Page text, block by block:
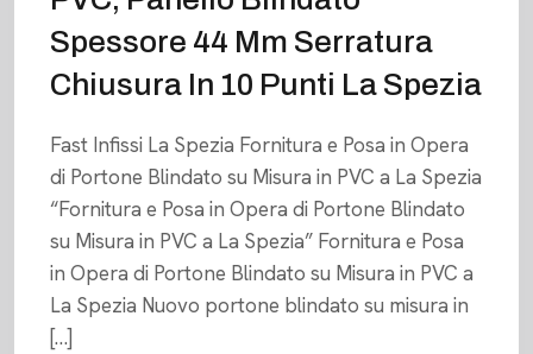
Spessore 44 Mm Serratura
Chiusura In 10 Punti La Spezia
Fast Infissi La Spezia Fornitura e Posa in Opera
di Portone Blindato su Misura in PVC a La Spezia
“Fornitura e Posa in Opera di Portone Blindato
su Misura in PVC a La Spezia” Fornitura e Posa
in Opera di Portone Blindato su Misura in PVC a
La Spezia Nuovo portone blindato su misura in
[…]